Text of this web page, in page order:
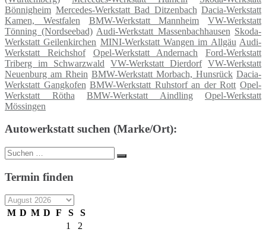
Bönnigheim Mercedes-Werkstatt Bad Ditzenbach Dacia-Werkstatt
Kamen, Westfalen
BMW-Werkstatt Mannheim
VW-Werkstatt
Tönning (Nordseebad) Audi-Werkstatt Massenbachhausen Skoda-
Werkstatt Geilenkirchen MINI-Werkstatt Wangen im Allgäu Audi-
Werkstatt Reichshof
Opel-Werkstatt Andernach
Ford-Werkstatt
Triberg im Schwarzwald
VW-Werkstatt Dierdorf VW-Werkstatt
Neuenburg am Rhein BMW-Werkstatt Morbach, Hunsrück Dacia-
Werkstatt Gangkofen BMW-Werkstatt Ruhstorf an der Rott Opel-
Werkstatt Rötha
BMW-Werkstatt Aindling
Opel-Werkstatt
Mössingen
Autowerkstatt suchen (Marke/Ort):
Suche
nach:
Suchen
Termin finden
M D M D F S
S
1
2